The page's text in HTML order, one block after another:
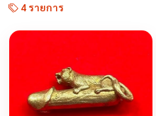
4 รายการ